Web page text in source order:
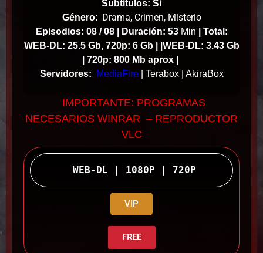
Subtitulos: Si
Género: Drama, Crimen, Misterio
Episodios: 08 / 08 | Duración: 53 Min
Total:
WEB-DL: 25.5 Gb, 720p: 6 Gb | |WEB-DL: 3.43 Gb
| 720p: 800 Mb aprox |
Servidores:
MediaFire| Terabox | AkiraBox
IMPORTANTE: PROGRAMAS
NECESARIOS WINRAR – REPRODUCTOR
VLC
WEB-DL | 1080P | 720P
VIP
FREE